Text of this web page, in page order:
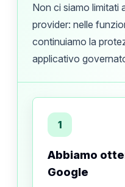
Non ci siamo limitati
provider: nelle
continuiamo la
applicativo
1
Abbiamo
Google